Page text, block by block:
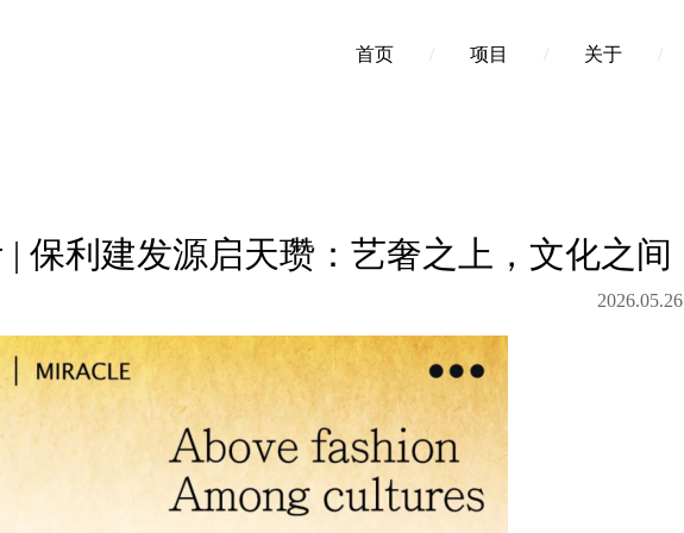
首页 / 项目 / 关于 /
| 保利建发源启天瓒：艺奢之上，文化之间
2026.05.26